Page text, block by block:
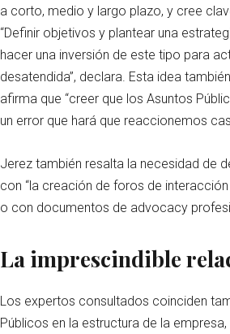
a corto, medio y largo plazo, y cree
“Definir objetivos y plantear una
hacer una inversión de este tipo para
desatendida”, declara. Esta idea
afirma que “creer que los Asuntos
un error que hará que reaccionemos
Jerez también resalta la necesidad de
con “la creación de foros de
o con documentos de advocacy
La imprescindible
Los expertos consultados coinciden
Públicos en la estructura de la